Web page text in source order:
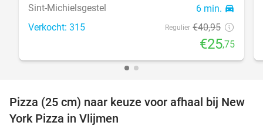
Sint-Michielsgestel 6 min. directions_car
Verkocht: 315 Regulier €40,95
€25,75
55%
Pizza (25 cm) naar keuze voor afhaal bij New
York Pizza in Vlijmen